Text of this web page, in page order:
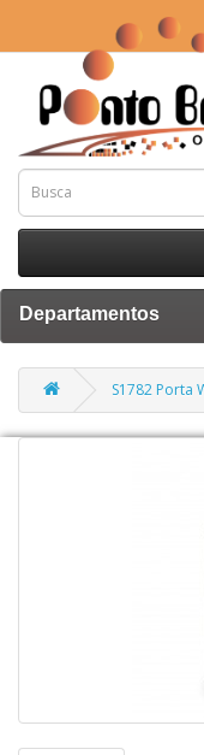
Departamentos
S1782 Porta